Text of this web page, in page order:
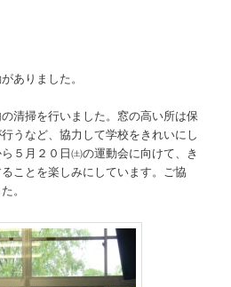
ありました。
清掃を行いました。窓の高い所は保
うなど、協力して学校をきれいにし
５月２０日㈯の運動会に向けて、き
ことを楽しみにしています。ご協
。